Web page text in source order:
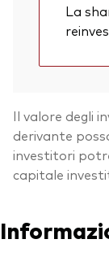
La
Il valore degli
derivante
investitori
capitale